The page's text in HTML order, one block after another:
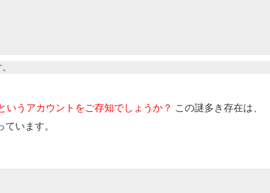
うアカウントをご存知でしょうか？
この謎多き存在は、
います。